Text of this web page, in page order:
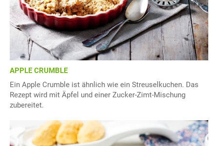
APPLE CRUMBLE
Ein Apple Crumble ist ähnlich wie ein Streuselkuchen. Das
Rezept wird mit Äpfel und einer Zucker-Zimt-Mischung
zubereitet.